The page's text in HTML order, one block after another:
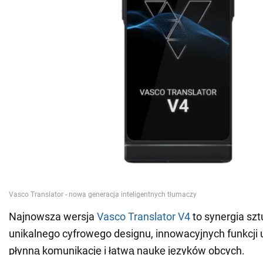
Najnowsza wersja Vasco Translator V4to synergia
unikalnego cyfrowego designu, innowacyjnych funkcji
płynną komunikację i łatwą naukę języków obcych.